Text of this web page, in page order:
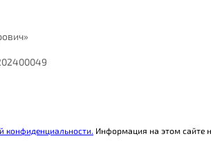
конфиденциальности. Информация на этом сайте